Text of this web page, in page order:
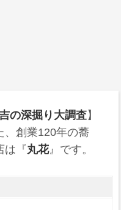
の深掘り大調査】
、創業120年の蕎
は『丸花』です。